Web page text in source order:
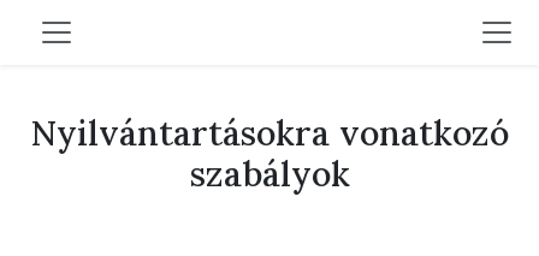
Nyilvántartásokra vonatkozó
szabályok